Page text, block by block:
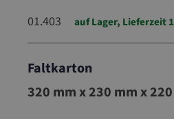
01.403 auf Lager, Lieferzeit
Faltkarton
01.403
320 mm x 230 mm x